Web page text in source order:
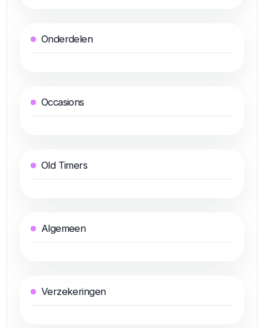
Onderdelen
Occasions
Old Timers
Algemeen
Verzekeringen